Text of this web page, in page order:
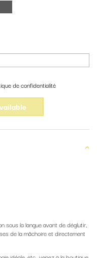
de confidentialité
sous la langue avant de déglutir,
de la mâchoire et directement